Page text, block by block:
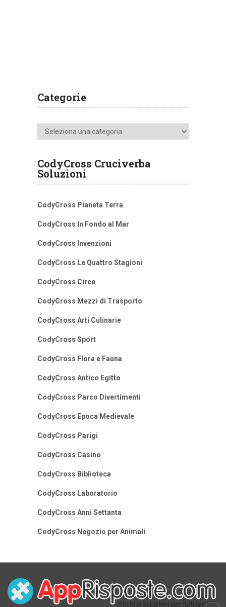
Categorie
Categorie
CodyCross Cruciverba
Soluzioni
CodyCross Pianeta Terra
CodyCross In Fondo al Mar
CodyCross Invenzioni
CodyCross Le Quattro Stagioni
CodyCross Circo
CodyCross Mezzi di Trasporto
CodyCross Arti Culinarie
CodyCross Sport
CodyCross Flora e Fauna
CodyCross Antico Egitto
CodyCross Parco Divertimenti
CodyCross Epoca Medievale
CodyCross Parigi
CodyCross Casino
CodyCross Biblioteca
CodyCross Laboratorio
CodyCross Anni Settanta
CodyCross Negozio per Animali